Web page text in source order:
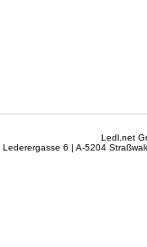
Ledl.net
Lederergasse 6 | A-5204